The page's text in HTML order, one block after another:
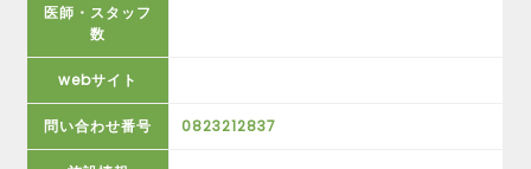
医師・スタッフ
数
webサイト
問い合わせ番号 0823212837